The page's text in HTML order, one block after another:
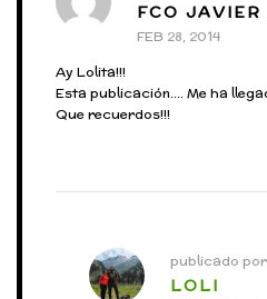
FCO JAVIER
FEB 28, 2014
Ay Lolita!!!
Esta publicación…. Me ha
Que recuerdos!!!
publicado por
LOLI